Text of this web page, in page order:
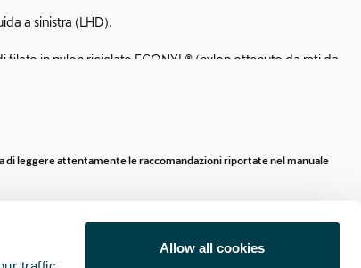
Allow all cookies
a sinistra (LHD).
in nylon riciclato ECONYL® (nylon ottenuto da reti da
di leggere attentamente le raccomandazioni riportate nel manuale